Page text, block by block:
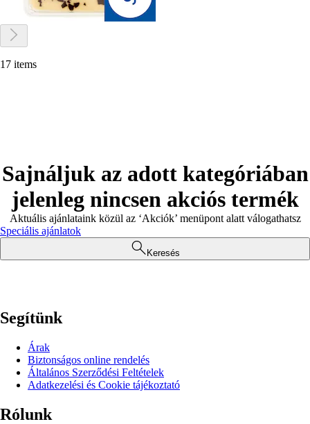
17 items
Sajnáljuk az adott kategóriában
jelenleg nincsen akciós termék
Aktuális ajánlataink közül az ‘Akciók’ menüpont alatt válogathatsz
Speciális ajánlatok
Keresés
Segítünk
Árak
Biztonságos online rendelés
Általános Szerződési Feltételek
Adatkezelési és Cookie tájékoztató
Rólunk